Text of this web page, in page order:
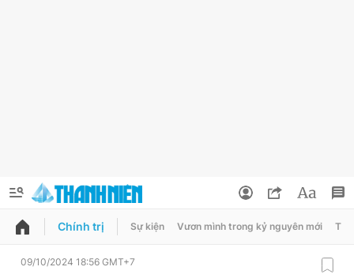
QUẢNG CÁO ĐẶT BÁO
Chính trị Sự kiện Vươn mình trong kỷ nguyên mới
09/10/2024 18:56 GMT+7